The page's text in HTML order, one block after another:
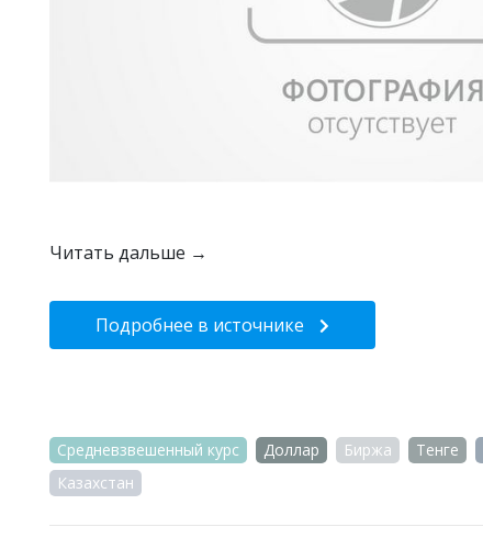
Читать дальше →
Подробнее в источнике
Средневзвешенный курс Доллар Биржа Тенге
Казахстан